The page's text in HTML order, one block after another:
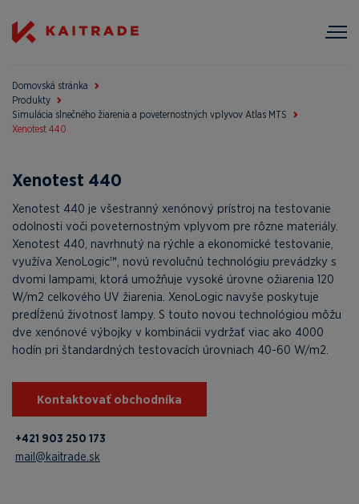
Domovská stránka
Produkty
Simulácia slnečného žiarenia a poveternostných vplyvov Atlas MTS
Xenotest 440
Xenotest 440
Xenotest 440 je všestranný xenónový prístroj na testovanie
odolnosti voči poveternostným vplyvom pre rôzne materiály.
Xenotest 440, navrhnutý na rýchle a ekonomické testovanie,
využíva XenoLogic™, novú revolučnú technológiu prevádzky s
dvomi lampami, ktorá umožňuje vysoké úrovne ožiarenia 120
W/m2 celkového UV žiarenia. XenoLogic navyše poskytuje
predĺženú životnosť lampy. S touto novou technológiou môžu
dve xenónové výbojky v kombinácii vydržať viac ako 4000
hodín pri štandardných testovacích úrovniach 40-60 W/m2.
Kontaktovať obchodníka
+421 903 250 173
mail@kaitrade.sk